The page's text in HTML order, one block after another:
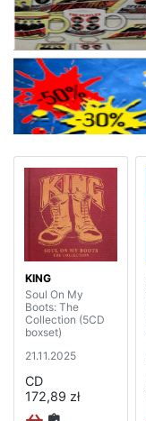
KING
Soul On My
Boots: The
Collection (5CD
boxset)
21.11.2025
CD
172,89 zł